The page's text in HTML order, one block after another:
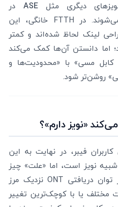
دیگری مثلASE در
تقویت‌کننده‌ها هم مهم می‌شوند. در FTTH خانگی، این
لینک لحاظ شده‌اند و کمتر
اما دانستن آن‌ها کمک می‌کند
کابل مسی» با «محدودیت‌ها و
روشن‌تر شود.
فیبر، در نهایت به این
نویز است، اما «علت» چیز
دیگری است. برای مثال اگر توان دریافتی ONT نزدیک مرز
یا با کوچک‌ترین تغییر